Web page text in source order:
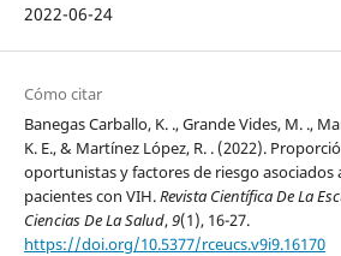
2022-06-24
Cómo citar
Banegas Carballo, K. ., Grande Vides, M. .,
K. E., & Martínez López, R. . (2022).
oportunistas y factores de riesgo asociados
pacientes con VIH.Revista Científica De La
Ciencias De La Salud,9(1), 16-27.
https://doi.org/10.5377/rceucs.v9i9.16170